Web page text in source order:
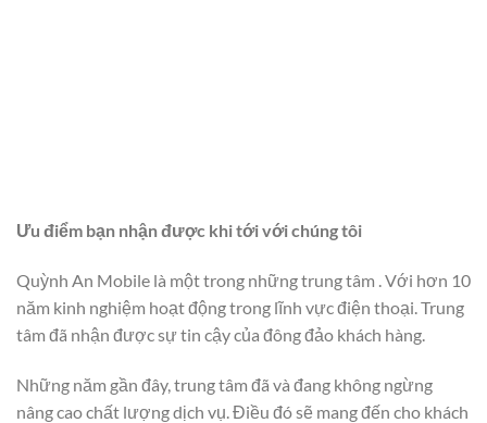
Ưu điểm bạn nhận được khi tới với chúng tôi
Quỳnh An Mobile là một trong những trung tâm . Với hơn 10
năm kinh nghiệm hoạt động trong lĩnh vực điện thoại. Trung
tâm đã nhận được sự tin cậy của đông đảo khách hàng.
Những năm gần đây, trung tâm đã và đang không ngừng
nâng cao chất lượng dịch vụ. Điều đó sẽ mang đến cho khách